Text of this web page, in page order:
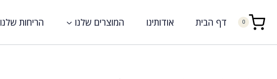
0 דף הבית אודותינו המוצרים שלנו הריחות שלנו